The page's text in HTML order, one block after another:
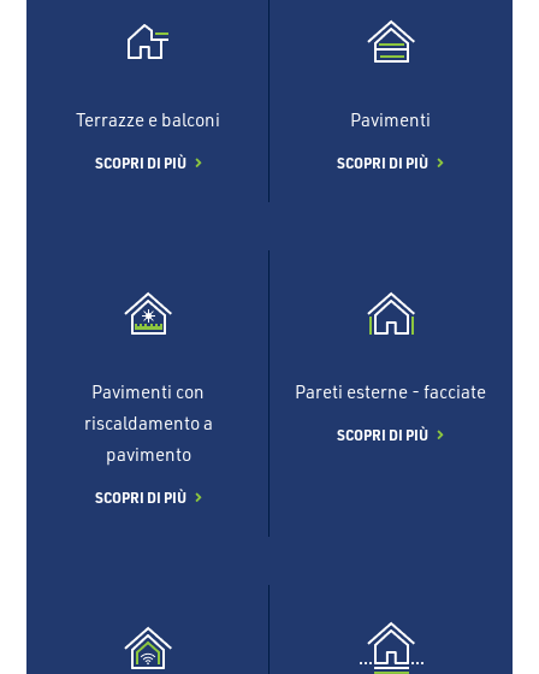
Terrazze e balconi
SCOPRI DI PIÙ
Pavimenti
SCOPRI DI PIÙ
Pavimenti con
riscaldamento a
pavimento
SCOPRI DI PIÙ
Pareti esterne - facciate
SCOPRI DI PIÙ